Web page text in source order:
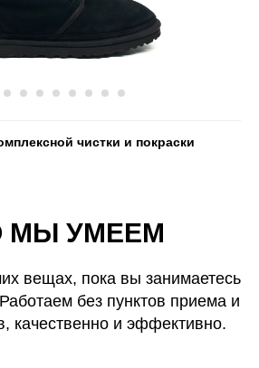
чистки и покраски
МЫ УМЕЕМ
вещах, пока вы занимаетесь
без пунктов приема и
качественно и эффективно.